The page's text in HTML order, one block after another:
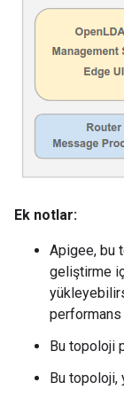
Ek notlar:
Apigee, bu
geliştirme
performans
Bu topoloji
Bu